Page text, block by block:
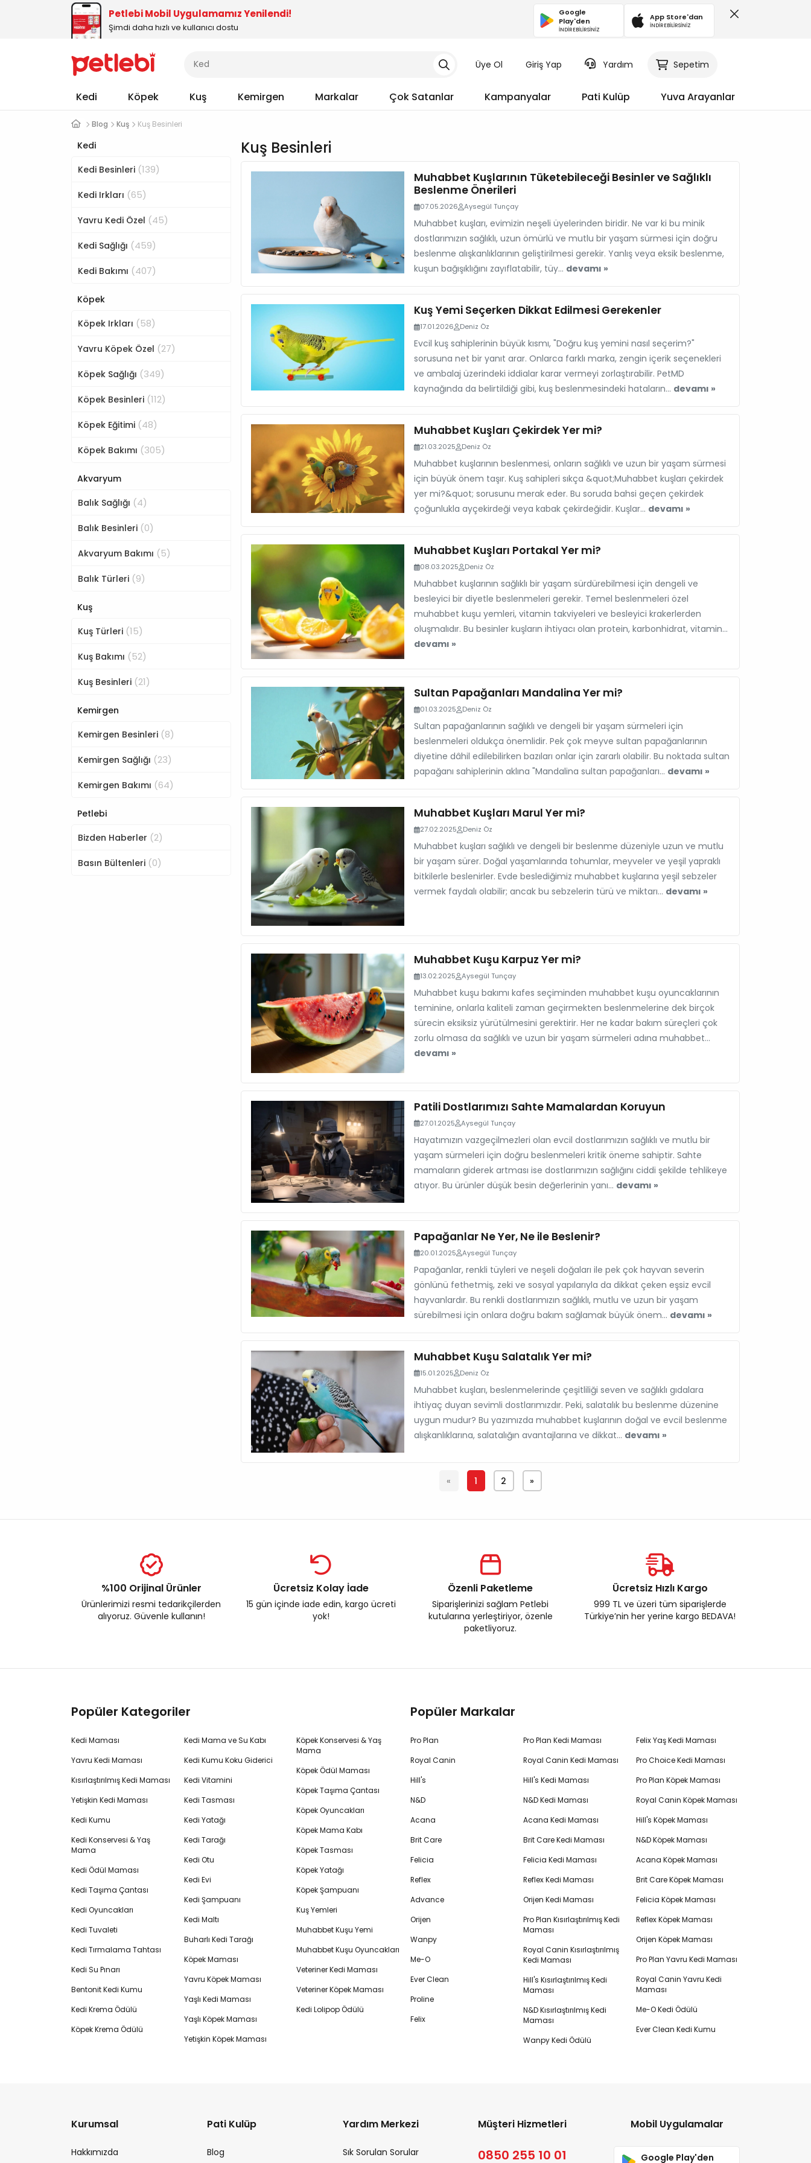
Petlebi Mobil Uygulamamız Yenilendi!
Şimdi daha hızlı ve kullanıcı dostu
Google
Play'den
İNDİREBİLİRSİNİZ
App Store'dan
İNDİREBİLİRSİNİZ
Üye Ol Giriş Yap Yardım Sepetim
Kedi Köpek Kuş Kemirgen Markalar Çok Satanlar Kampanyalar Pati Kulüp Yuva Arayanlar
Blog Kuş Kuş Besinleri
Kedi
Kedi Besinleri (139)
Kedi Irkları (65)
Yavru Kedi Özel (45)
Kedi Sağlığı (459)
Kedi Bakımı (407)
Köpek
Köpek Irkları (58)
Yavru Köpek Özel (27)
Köpek Sağlığı (349)
Köpek Besinleri (112)
Köpek Eğitimi (48)
Köpek Bakımı (305)
Akvaryum
Balık Sağlığı (4)
Balık Besinleri (0)
Akvaryum Bakımı (5)
Balık Türleri (9)
Kuş
Kuş Türleri (15)
Kuş Bakımı (52)
Kuş Besinleri (21)
Kemirgen
Kemirgen Besinleri (8)
Kemirgen Sağlığı (23)
Kemirgen Bakımı (64)
Petlebi
Bizden Haberler (2)
Basın Bültenleri (0)
Kuş Besinleri
Muhabbet Kuşlarının Tüketebileceği Besinler ve Sağlıklı
Beslenme Önerileri
07.05.2026 Aysegül Tunçay
Muhabbet kuşları, evimizin neşeli üyelerinden biridir. Ne var ki bu minik
dostlarımızın sağlıklı, uzun ömürlü ve mutlu bir yaşam sürmesi için doğru
beslenme alışkanlıklarının geliştirilmesi gerekir. Yanlış veya eksik beslenme,
kuşun bağışıklığını zayıflatabilir, tüy... devamı »
Kuş Yemi Seçerken Dikkat Edilmesi Gerekenler
17.01.2026 Deniz Öz
Evcil kuş sahiplerinin büyük kısmı, "Doğru kuş yemini nasıl seçerim?"
sorusuna net bir yanıt arar. Onlarca farklı marka, zengin içerik seçenekleri
ve ambalaj üzerindeki iddialar karar vermeyi zorlaştırabilir. PetMD
kaynağında da belirtildiği gibi, kuş beslenmesindeki hataların... devamı »
Muhabbet Kuşları Çekirdek Yer mi?
21.03.2025 Deniz Öz
Muhabbet kuşlarının beslenmesi, onların sağlıklı ve uzun bir yaşam sürmesi
için büyük önem taşır. Kuş sahipleri sıkça &quot;Muhabbet kuşları çekirdek
yer mi?&quot; sorusunu merak eder. Bu soruda bahsi geçen çekirdek
çoğunlukla ayçekirdeği veya kabak çekirdeğidir. Kuşlar... devamı »
Muhabbet Kuşları Portakal Yer mi?
08.03.2025 Deniz Öz
Muhabbet kuşlarının sağlıklı bir yaşam sürdürebilmesi için dengeli ve
besleyici bir diyetle beslenmeleri gerekir. Temel beslenmeleri özel
muhabbet kuşu yemleri, vitamin takviyeleri ve besleyici krakerlerden
oluşmalıdır. Bu besinler kuşların ihtiyacı olan protein, karbonhidrat, vitamin...
devamı »
Sultan Papağanları Mandalina Yer mi?
01.03.2025 Deniz Öz
Sultan papağanlarının sağlıklı ve dengeli bir yaşam sürmeleri için
beslenmeleri oldukça önemlidir. Pek çok meyve sultan papağanlarının
diyetine dâhil edilebilirken bazıları onlar için zararlı olabilir. Bu noktada sultan
papağanı sahiplerinin aklına "Mandalina sultan papağanları... devamı »
Muhabbet Kuşları Marul Yer mi?
27.02.2025 Deniz Öz
Muhabbet kuşları sağlıklı ve dengeli bir beslenme düzeniyle uzun ve mutlu
bir yaşam sürer. Doğal yaşamlarında tohumlar, meyveler ve yeşil yapraklı
bitkilerle beslenirler. Evde beslediğimiz muhabbet kuşlarına yeşil sebzeler
vermek faydalı olabilir; ancak bu sebzelerin türü ve miktarı... devamı »
Muhabbet Kuşu Karpuz Yer mi?
13.02.2025 Aysegül Tunçay
Muhabbet kuşu bakımı kafes seçiminden muhabbet kuşu oyuncaklarının
teminine, onlarla kaliteli zaman geçirmekten beslenmelerine dek birçok
sürecin eksiksiz yürütülmesini gerektirir. Her ne kadar bakım süreçleri çok
zorlu olmasa da sağlıklı ve uzun bir yaşam sürmeleri adına muhabbet...
devamı »
Patili Dostlarımızı Sahte Mamalardan Koruyun
27.01.2025 Aysegül Tunçay
Hayatımızın vazgeçilmezleri olan evcil dostlarımızın sağlıklı ve mutlu bir
yaşam sürmeleri için doğru beslenmeleri kritik öneme sahiptir. Sahte
mamaların giderek artması ise dostlarımızın sağlığını ciddi şekilde tehlikeye
atıyor. Bu ürünler düşük besin değerlerinin yanı... devamı »
Papağanlar Ne Yer, Ne ile Beslenir?
20.01.2025 Aysegül Tunçay
Papağanlar, renkli tüyleri ve neşeli doğaları ile pek çok hayvan severin
gönlünü fethetmiş, zeki ve sosyal yapılarıyla da dikkat çeken eşsiz evcil
hayvanlardır. Bu renkli dostlarımızın sağlıklı, mutlu ve uzun bir yaşam
sürebilmesi için onlara doğru bakım sağlamak büyük önem... devamı »
Muhabbet Kuşu Salatalık Yer mi?
15.01.2025 Deniz Öz
Muhabbet kuşları, beslenmelerinde çeşitliliği seven ve sağlıklı gıdalara
ihtiyaç duyan sevimli dostlarımızdır. Peki, salatalık bu beslenme düzenine
uygun mudur? Bu yazımızda muhabbet kuşlarının doğal ve evcil beslenme
alışkanlıklarına, salatalığın avantajlarına ve dikkat... devamı »
« 1 2 »
%100 Orijinal Ürünler
Ürünlerimizi resmi tedarikçilerden
alıyoruz. Güvenle kullanın!
Ücretsiz Kolay İade
15 gün içinde iade edin, kargo ücreti
yok!
Özenli Paketleme
Siparişlerinizi sağlam Petlebi
kutularına yerleştiriyor, özenle
paketliyoruz.
Ücretsiz Hızlı Kargo
999 TL ve üzeri tüm siparişlerde
Türkiye’nin her yerine kargo BEDAVA!
Popüler Kategoriler
Kedi Maması
Yavru Kedi Maması
Kısırlaştırılmış Kedi Maması
Yetişkin Kedi Maması
Kedi Kumu
Kedi Konservesi & Yaş
Mama
Kedi Ödül Maması
Kedi Taşıma Çantası
Kedi Oyuncakları
Kedi Tuvaleti
Kedi Tırmalama Tahtası
Kedi Su Pınarı
Bentonit Kedi Kumu
Kedi Krema Ödülü
Köpek Krema Ödülü
Kedi Mama ve Su Kabı
Kedi Kumu Koku Giderici
Kedi Vitamini
Kedi Tasması
Kedi Yatağı
Kedi Tarağı
Kedi Otu
Kedi Evi
Kedi Şampuanı
Kedi Maltı
Buharlı Kedi Tarağı
Köpek Maması
Yavru Köpek Maması
Yaşlı Kedi Maması
Yaşlı Köpek Maması
Yetişkin Köpek Maması
Köpek Konservesi & Yaş
Mama
Köpek Ödül Maması
Köpek Taşıma Çantası
Köpek Oyuncakları
Köpek Mama Kabı
Köpek Tasması
Köpek Yatağı
Köpek Şampuanı
Kuş Yemleri
Muhabbet Kuşu Yemi
Muhabbet Kuşu Oyuncakları
Veteriner Kedi Maması
Veteriner Köpek Maması
Kedi Lolipop Ödülü
Popüler Markalar
Pro Plan
Royal Canin
Hill's
N&D
Acana
Brit Care
Felicia
Reflex
Advance
Orijen
Wanpy
Me-O
Ever Clean
Proline
Felix
Pro Plan Kedi Maması
Royal Canin Kedi Maması
Hill's Kedi Maması
N&D Kedi Maması
Acana Kedi Maması
Brit Care Kedi Maması
Felicia Kedi Maması
Reflex Kedi Maması
Orijen Kedi Maması
Pro Plan Kısırlaştırılmış Kedi
Maması
Royal Canin Kısırlaştırılmış
Kedi Maması
Hill's Kısırlaştırılmış Kedi
Maması
N&D Kısırlaştırılmış Kedi
Maması
Wanpy Kedi Ödülü
Felix Yaş Kedi Maması
Pro Choice Kedi Maması
Pro Plan Köpek Maması
Royal Canin Köpek Maması
Hill's Köpek Maması
N&D Köpek Maması
Acana Köpek Maması
Brit Care Köpek Maması
Felicia Köpek Maması
Reflex Köpek Maması
Orijen Köpek Maması
Pro Plan Yavru Kedi Maması
Royal Canin Yavru Kedi
Maması
Me-O Kedi Ödülü
Ever Clean Kedi Kumu
Kurumsal
Hakkımızda
Pati Kulüp
Blog
Yardım Merkezi
Sık Sorulan Sorular
Müşteri Hizmetleri
0850 255 10 01
Mobil Uygulamalar
Google Play'den